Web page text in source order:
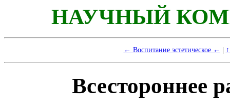
НАУЧНЫЙ
← Воспитание эстетическое ← |
Всестороннее